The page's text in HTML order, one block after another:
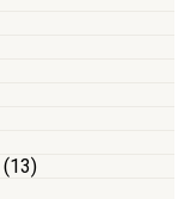
(13)